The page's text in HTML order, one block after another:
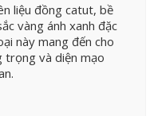
liệu đồng catut, bề
vàng ánh xanh đặc
này mang đến cho
trọng và diện mạo